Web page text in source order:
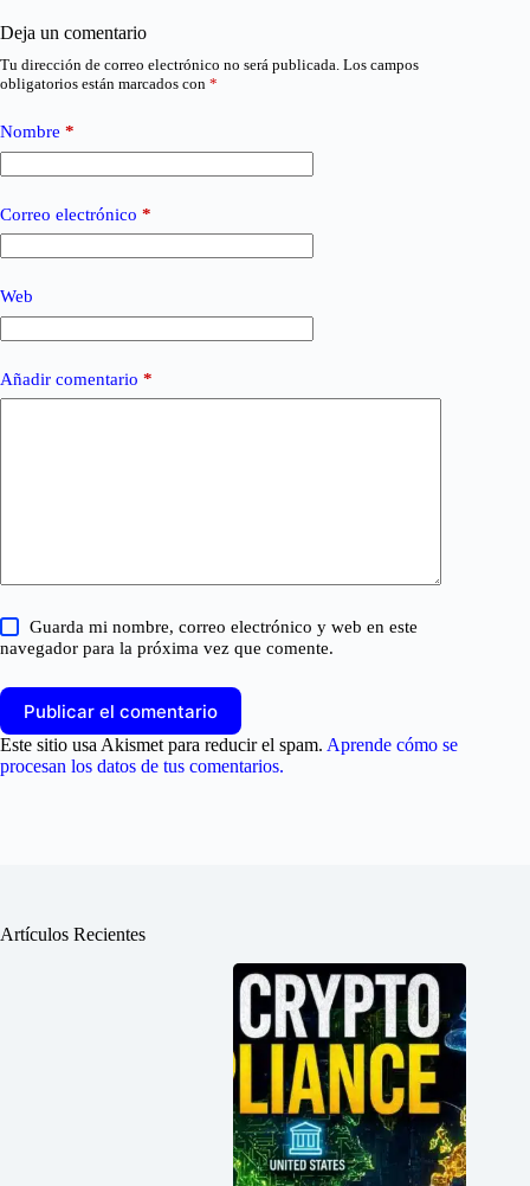
Deja un comentario
Tu dirección de correo electrónico no será publicada. Los campos
obligatorios están marcados con *
Nombre *
Correo electrónico *
Web
Añadir comentario *
Guarda mi nombre, correo electrónico y web en este
navegador para la próxima vez que comente.
Publicar el comentario
Este sitio usa Akismet para reducir el spam. Aprende cómo se
procesan los datos de tus comentarios.
Artículos Recientes